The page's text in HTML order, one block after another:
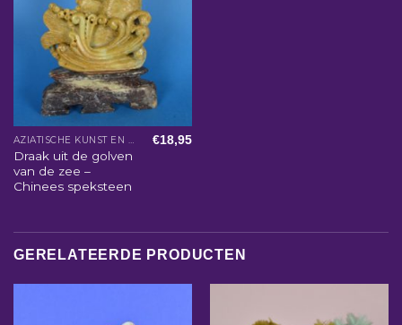
AZIATISCHE KUNST EN WOONACCESSOIRES
Draak uit de golven
van de zee –
Chinees speksteen
€18,95
GERELATEERDE PRODUCTEN